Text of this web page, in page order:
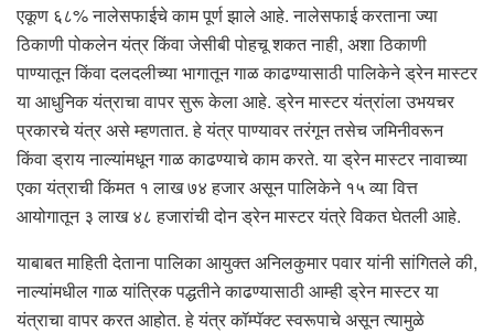
एकूण ६८% नालेसफाईचे काम पूर्ण झाले आहे. नालेसफाई करताना ज्या
ठिकाणी पोकलेन यंत्र किंवा जेसीबी पोहचू शकत नाही, अशा ठिकाणी
पाण्यातून किंवा दलदलीच्या भागातून गाळ काढण्यासाठी पालिकेने ड्रेन मास्टर
या आधुनिक यंत्राचा वापर सुरू केला आहे. ड्रेन मास्टर यंत्रांला उभयचर
प्रकारचे यंत्र असे म्हणतात. हे यंत्र पाण्यावर तरंगून तसेच जमिनीवरून
किंवा ड्राय नाल्यांमधून गाळ काढण्याचे काम करते. या ड्रेन मास्टर नावाच्या
एका यंत्राची किंमत १ लाख ७४ हजार असून पालिकेने १५ व्या वित्त
आयोगातून ३ लाख ४८ हजारांची दोन ड्रेन मास्टर यंत्रे विकत घेतली आहे.
याबाबत माहिती देताना पालिका आयुक्त अनिलकुमार पवार यांनी सांगितले की,
नाल्यांमधील गाळ यांत्रिक पद्धतीने काढण्यासाठी आम्ही ड्रेन मास्टर या
यंत्राचा वापर करत आहोत. हे यंत्र कॉम्पॅक्ट स्वरूपाचे असून त्यामुळे